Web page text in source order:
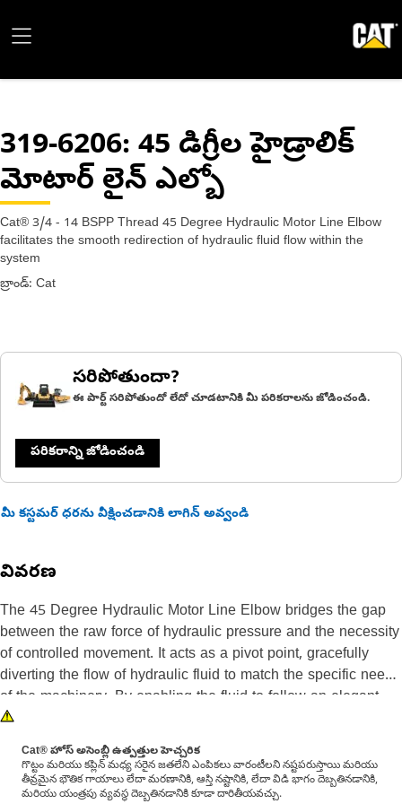
319-6206: 45 డిగ్రీల హైడ్రాలిక్
మోటార్ లైన్ ఎల్బో
Cat® 3/4 - 14 BSPP Thread 45 Degree Hydraulic Motor Line Elbow
facilitates the smooth redirection of hydraulic fluid flow within the
system
బ్రాండ్: Cat
సరిపోతుందా?
ఈ పార్ట్ సరిపోతుందో లేదో చూడటానికి మీ పరికరాలను జోడించండి.
పరికరాన్ని జోడించండి
మీ కస్టమర్ ధరను వీక్షించడానికి లాగిన్ అవ్వండి
వివరణ
The 45 Degree Hydraulic Motor Line Elbow bridges the gap
between the raw force of hydraulic pressure and the necessity
of controlled movement. It acts as a pivot point, gracefully
diverting the flow of hydraulic fluid to match the specific needs
of the machinery, By enabling the fluid to follow an elegant
bend, this elbow enhances the overall efficiency and reliability
of hydraulic systems, thereby optimizing the machinery's
performance.
Cat® హోస్ అసెంబ్లీ ఉత్పత్తుల హెచ్చరిక
గొట్టం మరియు కప్లిన్ మధ్య సరైన జతలేని ఎంపికలు వారంటీలని నష్టపరుస్తాయి మరియు
తీవ్రమైన భౌతిక గాయాలు లేదా మరణానికి, ఆస్తి నష్టానికి, లేదా విడి భాగం దెబ్బతినడానికి,
మరియు యంత్రపు వ్యవస్థ దెబ్బతినడానికి కూడా దారితీయవచ్చు.